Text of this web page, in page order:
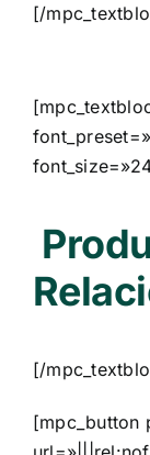
[/
[/
[mpc_button